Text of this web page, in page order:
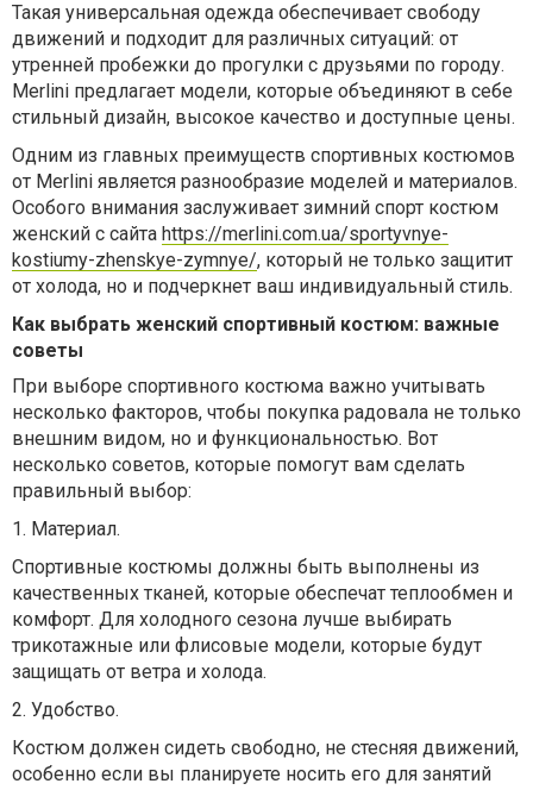
Такая универсальная одежда обеспечивает свободу
движений и подходит для различных ситуаций: от
утренней пробежки до прогулки с друзьями по городу.
Merlini предлагает модели, которые объединяют в себе
стильный дизайн, высокое качество и доступные цены.
Одним из главных преимуществ спортивных костюмов
от Merlini является разнообразие моделей и материалов.
Особого внимания заслуживает зимний спорт костюм
женский с сайта https://merlini.com.ua/sportyvnye-
kostiumy-zhenskye-zymnye/, который не только защитит
от холода, но и подчеркнет ваш индивидуальный стиль.
Как выбрать женский спортивный костюм: важные
советы
При выборе спортивного костюма важно учитывать
несколько факторов, чтобы покупка радовала не только
внешним видом, но и функциональностью. Вот
несколько советов, которые помогут вам сделать
правильный выбор:
1. Материал.
Спортивные костюмы должны быть выполнены из
качественных тканей, которые обеспечат теплообмен и
комфорт. Для холодного сезона лучше выбирать
трикотажные или флисовые модели, которые будут
защищать от ветра и холода.
2. Удобство.
Костюм должен сидеть свободно, не стесняя движений,
особенно если вы планируете носить его для занятий